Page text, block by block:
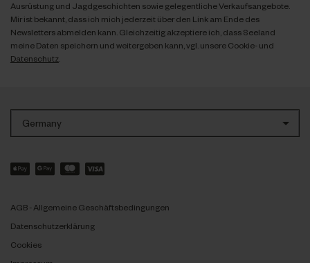
Ausrüstung und Jagdgeschichten sowie gelegentliche Verkaufsangebote.
Mir ist bekannt, dass ich mich jederzeit über den Link am Ende des
Newsletters abmelden kann. Gleichzeitig akzeptiere ich, dass Seeland
meine Daten speichern und weitergeben kann, vgl. unsere Cookie- und
Datenschutz.
Germany
AGB - Allgemeine Geschäftsbedingungen
Datenschutzerklärung
Cookies